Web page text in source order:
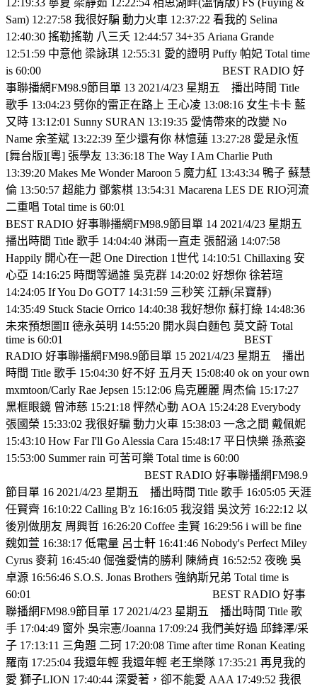
Sam) 12:27:58 我很好騙 動力火車 12:37:22 看我的 Selina
12:40:30 搖勒搖勒 八三夭 12:44:57 34+35 Ariana Grande
12:51:59 中意他 梁詠琪 12:55:31 愛的證明 Puffy 帕妃 Total time
is 60:00
BEST RADIO 好
事聯播網FM98.9節目單 13 2021/4/23 星期五
播出時間 Title
歌手 13:04:23 劈你的雷正在路上 王心凌 13:08:16 女生卡卡 藍
又時 13:12:01 Sunny SURAN 13:19:35 愛情帶來的改變 No
Name 余荃斌 13:22:39 至少還有你 林憶蓮 13:27:28 愛是永恆
[舞台版][粵] 張學友 13:36:18 The Way I Am Charlie Puth
13:39:20 Makes Me Wonder Maroon 5 魔力紅 13:43:34 鴨子 蘇慧
倫 13:50:57 超能力 鄧紫棋 13:54:31 Macarena LES DE RIO河流
二重唱 Total time is 60:01
BEST RADIO 好事聯播網FM98.9節目單 14 2021/4/23 星期五
播出時間 Title 歌手 14:04:40 淋雨一直走 張韶涵 14:07:58
Happily 開心在一起 One Direction 1世代 14:10:51 Chillaxing 安
心亞 14:16:25 時間等過誰 吳克群 14:20:02 好想你 徐若瑄
14:24:05 If You Do GOT7 14:31:59 三秒笑 江靜(呆寶靜)
14:35:49 Stuck Stacie Orrico 14:40:38 我好想你 蘇打綠 14:48:36
未來預想圖II 德永英明 14:55:20 開水與白麵包 莫文蔚 Total
time is 60:01
BEST
RADIO 好事聯播網FM98.9節目單 15 2021/4/23 星期五
播出
時間 Title 歌手 15:04:30 好不好 五月天 15:08:40 ok on your own
mxmtoon/Carly Rae Jepsen 15:12:06 烏克麗麗 周杰倫 15:17:27
黑框眼鏡 曾沛慈 15:21:18 怦然心動 AOA 15:24:28 Everybody
張國榮 15:33:02 我很好騙 動力火車 15:38:03 一念之間 戴佩妮
15:43:10 How Far I'll Go Alessia Cara 15:48:17 平日快樂 孫燕姿
15:53:00 Summer rain 可苦可樂 Total time is 60:00
BEST RADIO 好事聯播網FM98.9
節目單 16 2021/4/23 星期五
播出時間 Title 歌手 16:05:05 天涯
任賢齊 16:10:22 Calling B'z 16:16:05 我沒錯 吳汶芳 16:22:12 以
後別做朋友 周興哲 16:26:20 Coffee 圭賢 16:29:56 i will be fine
魏如萱 16:38:17 低電量 呂士軒 16:41:46 Nobody's Perfect Miley
Cyrus 麥莉 16:45:40 倔強愛情的勝利 陳綺貞 16:52:52 夜晚 吳
卓源 16:56:46 S.O.S. Jonas Brothers 強納斯兄弟 Total time is
60:01
BEST RADIO 好事
聯播網FM98.9節目單 17 2021/4/23 星期五
播出時間 Title 歌
手 17:04:49 窗外 吳宗憲/Joanna 17:09:24 我們美好過 邱鋒澤/采
子 17:13:11 三角題 二珂 17:20:08 Time after time Ronan Keating
羅南 17:25:04 我還年輕 我還年輕 老王樂隊 17:35:21 再見我的
愛 獅子LION 17:40:44 深愛著，卻不能愛 AAA 17:49:52 我很